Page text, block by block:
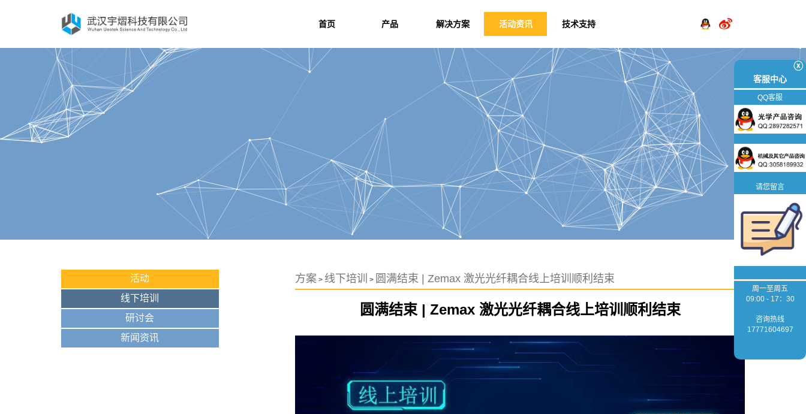
首页 产品 解决方案 活动资讯 技术支持
活动
线下培训
研讨会
新闻资讯
方案 > 线下培训 > 圆满结束 | Zemax 激光光纤耦合线上培训顺利结束
圆满结束 | Zemax 激光光纤耦合线上培训顺利结束
ⓧ
客服中心
QQ客服
请您留言
周一至周五
09:00 - 17：30
咨询热线
17771604697